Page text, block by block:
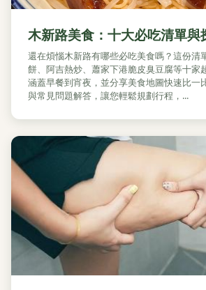
木新路美食：十大必吃清單與
還在煩惱木新路有哪些必吃美食嗎？這份清
餅、阿吉熱炒、蕭家下港脆皮臭豆腐等十家
涵蓋早餐到宵夜，並分享美食地圖快速比一
與常見問題解答，讓您輕鬆規劃行程，...